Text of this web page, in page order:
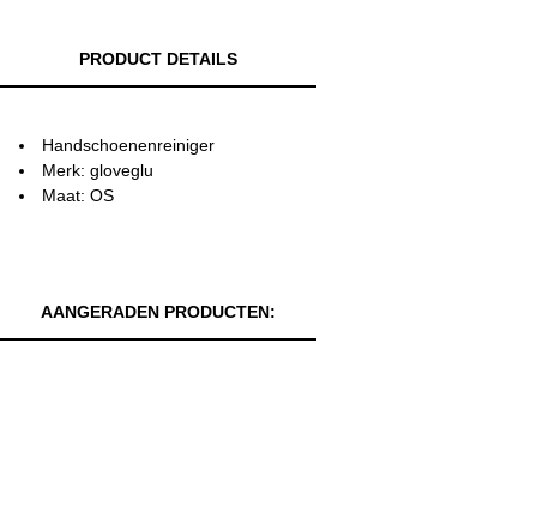
PRODUCT DETAILS
Handschoenenreiniger
Merk: gloveglu
Maat: OS
AANGERADEN PRODUCTEN: